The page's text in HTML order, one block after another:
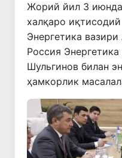
Жорий йил 3
халқаро
Энергетика
Россия
Шульгинов билан
ҳамкорлик